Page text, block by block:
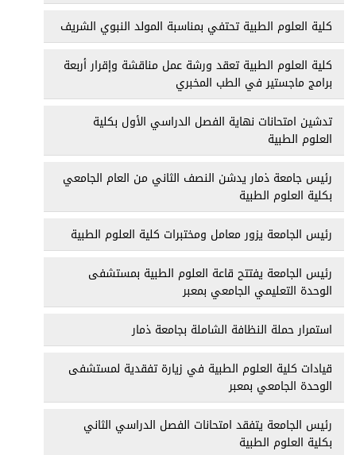
كلية العلوم الطبية تحتفي بمناسبة المولد النبوي الشريف
كلية العلوم الطبية تعقد ورشة عمل مناقشة وإقرار أربعة
برامج ماجستير في الطب المخبري
تدشين امتحانات نهاية الفصل الدراسي الأول بكلية
العلوم الطبية
رئيس جامعة ذمار يدشن النصف الثاني من العام الجامعي
بكلية العلوم الطبية
رئيس الجامعة يزور معامل ومختبرات كلية العلوم الطبية
رئيس الجامعة يفتتح قاعة العلوم الطبية بمستشفى
الوحدة التعليمي الجامعي بمعبر
استمرار حملة النظافة الشاملة بجامعة ذمار
قيادات كلية العلوم الطبية في زيارة تفقدية لمستشفى
الوحدة الجامعي بمعبر
رئيس الجامعة يتفقد امتحانات الفصل الدراسي الثاني
بكلية العلوم الطبية